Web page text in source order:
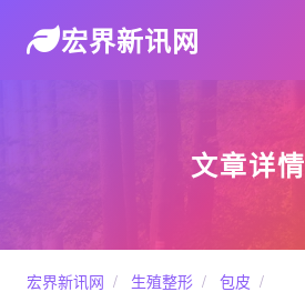
宏界新讯网
文章详情
宏界新讯网 / 生殖整形 / 包皮 /